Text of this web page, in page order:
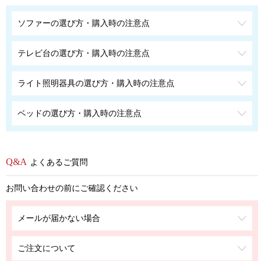
ソファーの選び方・購入時の注意点
テレビ台の選び方・購入時の注意点
ライト照明器具の選び方・購入時の注意点
ベッドの選び方・購入時の注意点
よくあるご質問
お問い合わせの前にご確認ください
メールが届かない場合
ご注文について